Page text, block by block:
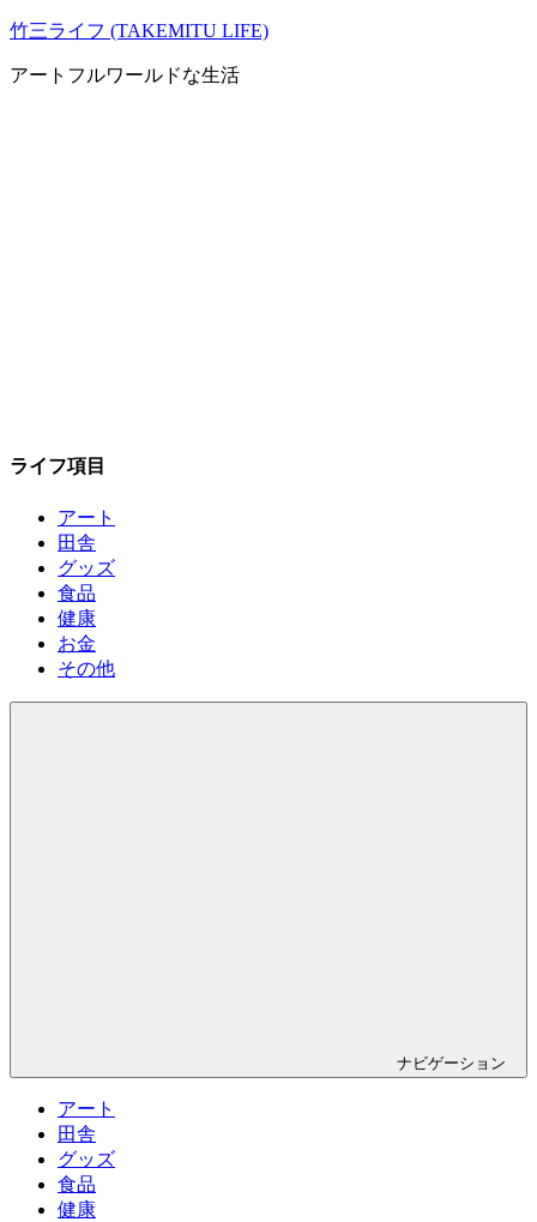
コ
テ
竹三ライフ (TAKEMITU LIFE)
アートフルワールドな生活
ライフ項目
アート
田舎
グッズ
食品
健康
お金
その他
ナビゲーション
アート
田舎
グッズ
食品
健康